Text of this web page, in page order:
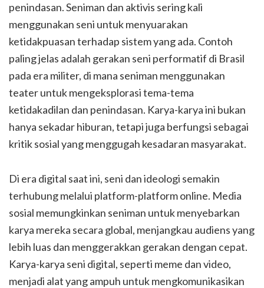
penindasan. Seniman dan aktivis sering kali
menggunakan seni untuk menyuarakan
ketidakpuasan terhadap sistem yang ada. Contoh
paling jelas adalah gerakan seni performatif di Brasil
pada era militer, di mana seniman menggunakan
teater untuk mengeksplorasi tema-tema
ketidakadilan dan penindasan. Karya-karya ini bukan
hanya sekadar hiburan, tetapi juga berfungsi sebagai
kritik sosial yang menggugah kesadaran masyarakat.
Di era digital saat ini, seni dan ideologi semakin
terhubung melalui platform-platform online. Media
sosial memungkinkan seniman untuk menyebarkan
karya mereka secara global, menjangkau audiens yang
lebih luas dan menggerakkan gerakan dengan cepat.
Karya-karya seni digital, seperti meme dan video,
menjadi alat yang ampuh untuk mengkomunikasikan